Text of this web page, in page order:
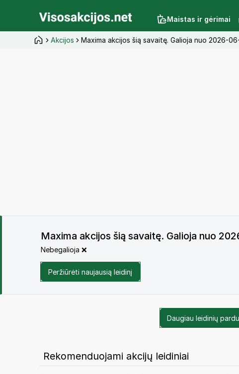
Maistas ir gėrimai
Akcijos Maxima akcijos šią savaitę. Galioja nuo 2026-
Maxima akcijos šią savaitę. Galioja nuo
Nebegalioja ❌
Peržiūrėti naujausią leidinį
Daugiau leidinių
Rekomenduojami akcijų leidiniai